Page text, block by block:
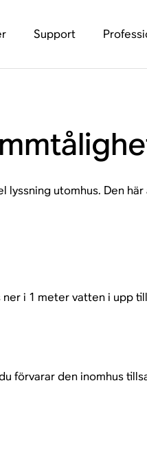
Support
utomhus. Den
i 1 meter vatten i upp
förvarar den inomhus